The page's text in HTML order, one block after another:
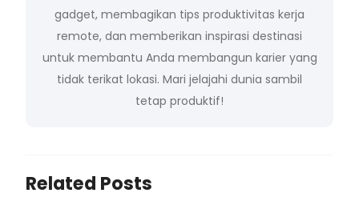
gadget, membagikan tips produktivitas kerja
remote, dan memberikan inspirasi destinasi
untuk membantu Anda membangun karier yang
tidak terikat lokasi. Mari jelajahi dunia sambil
tetap produktif!
Related Posts